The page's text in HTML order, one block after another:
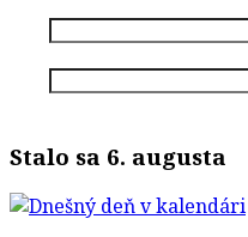
Stalo sa 6. augusta